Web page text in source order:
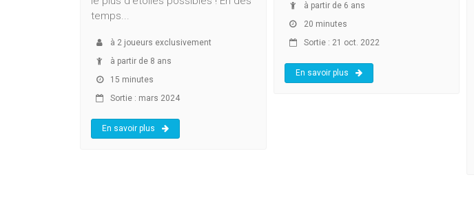
temps...
à 2 joueurs exclusivement
à partir de 8 ans
15 minutes
Sortie : mars 2024
En savoir plus
à partir de 6 ans
20 minutes
Sortie : 21 oct. 2022
En savoir plus